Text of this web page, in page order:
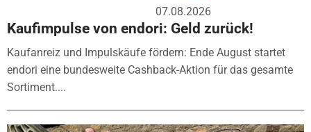
07.08.2026
Kaufimpulse von endori: Geld zurück!
Kaufanreiz und Impulskäufe fördern: Ende August startet
endori eine bundesweite Cashback-Aktion für das gesamte
Sortiment....